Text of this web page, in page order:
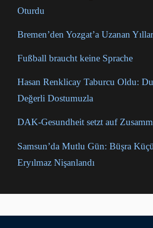
Oturdu
Bremen’den Yozgat’a Uzanan
Fußball braucht keine Sprache
Hasan Renklicay Taburcu Oldu:
Değerli Dostumuzla
DAK-Gesundheit setzt auf
Samsun’da Mutlu Gün: Büşra
Eryılmaz Nişanlandı